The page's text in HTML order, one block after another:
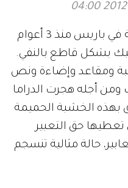
حين تسأل حلا عمران المقيمة في باريس منذ 3 أعوام
بشكل قاطع بالنفي.
ومقاعد وإضاءة ونص
أجله هجرت الدراما
بهذه الخشبة الحميمة
حق التعبير
حالة مثالية تنسجم